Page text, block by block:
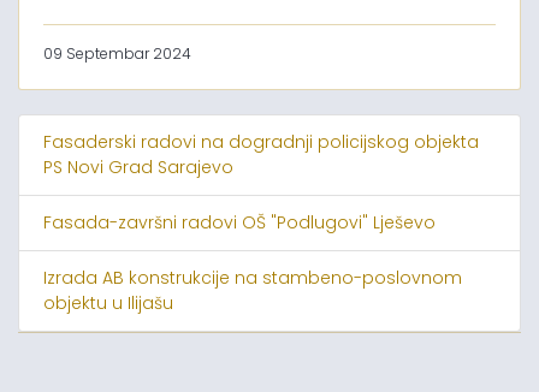
09 Septembar 2024
Fasaderski radovi na dogradnji policijskog objekta
PS Novi Grad Sarajevo
Fasada-završni radovi OŠ "Podlugovi" Lješevo
Izrada AB konstrukcije na stambeno-poslovnom
objektu u Ilijašu